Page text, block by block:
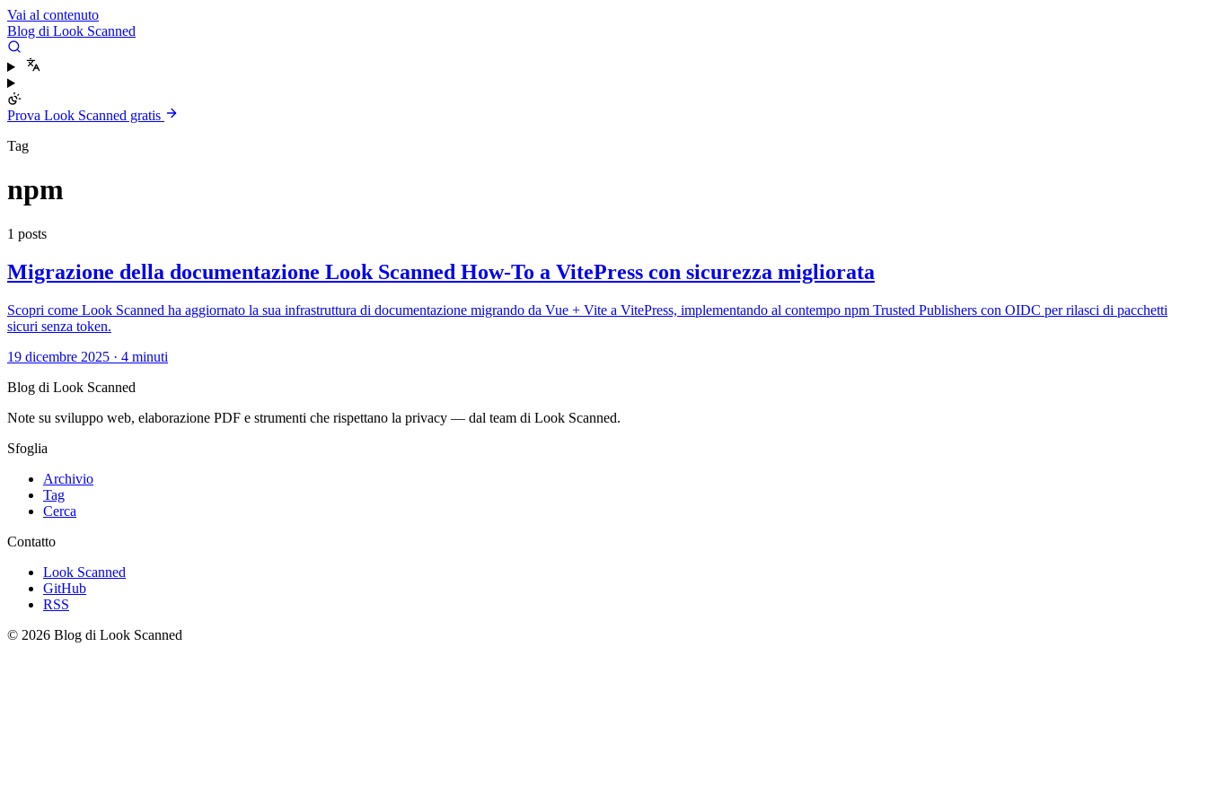
Vai al contenuto
Blog di Look Scanned
Prova Look Scanned gratis
Tag
npm
1 posts
Migrazione della documentazione Look Scanned How-To a VitePress con sicurezza migliorata
Scopri come Look Scanned ha aggiornato la sua infrastruttura di documentazione migrando da Vue + Vite a VitePress, implementando al contempo npm Trusted Publishers con OIDC per rilasci di pacchetti
sicuri senza token.
19 dicembre 2025 · 4 minuti
Blog di Look Scanned
Note su sviluppo web, elaborazione PDF e strumenti che rispettano la privacy — dal team di Look Scanned.
Sfoglia
Archivio
Tag
Cerca
Contatto
Look Scanned
GitHub
RSS
© 2026 Blog di Look Scanned